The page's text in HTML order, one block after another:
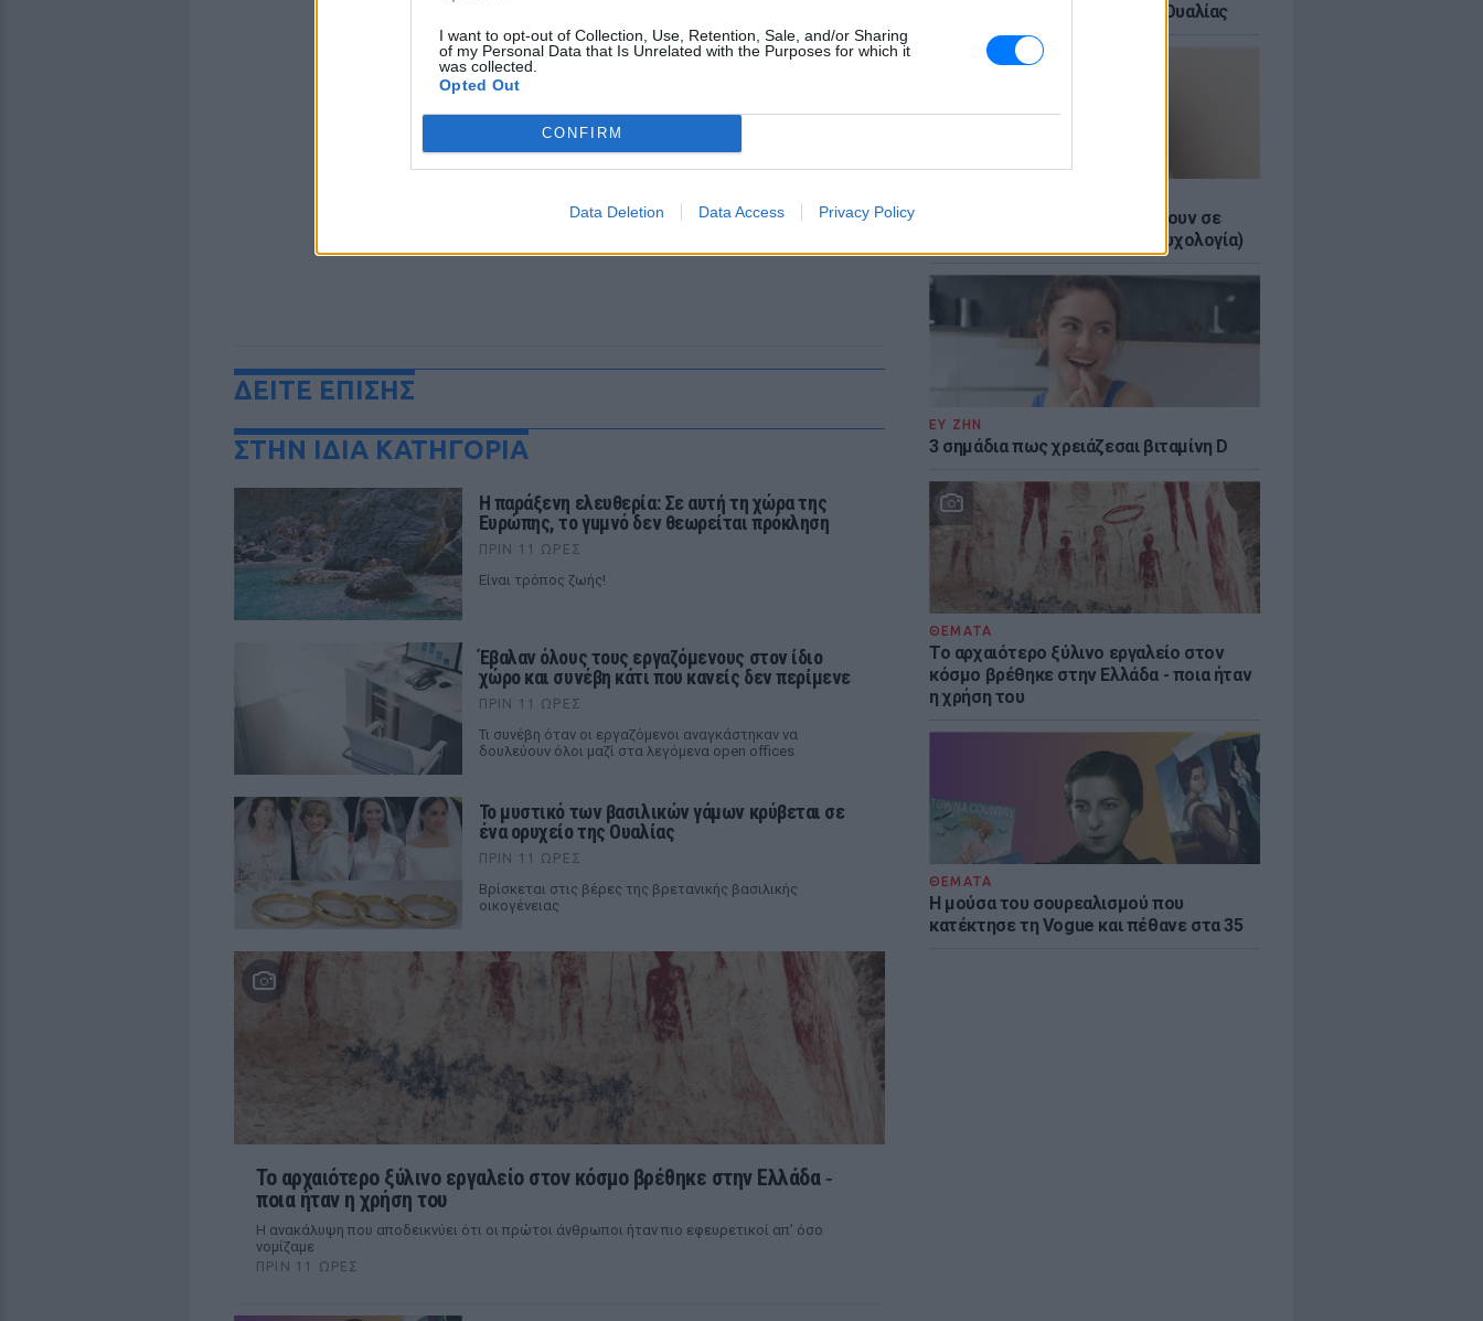
I want to opt-out of Collection, Use, Retention, Sale, and/or Sharing
of my Personal Data that Is Unrelated with the Purposes for which it
was collected.
Opted Out
CONFIRM
Data Deletion Data Access Privacy Policy
κρύβεται σε ένα ορυχείο της Ουαλίας
Γιατί τα κομπλιμέντα σε φέρνουν σε
δύσκολη θέση (και τι λέει η ψυχολογία)
ΕΥ ΖΗΝ
3 σημάδια πως χρειάζεσαι βιταμίνη D
ΘΕΜΑΤΑ
Το αρχαιότερο ξύλινο εργαλείο στον
κόσμο βρέθηκε στην Ελλάδα - ποια ήταν
η χρήση του
ΘΕΜΑΤΑ
Η μούσα του σουρεαλισμού που
κατέκτησε τη Vogue και πέθανε στα 35
ΔΕΙΤΕ ΕΠΙΣΗΣ
ΣΤΗΝ ΙΔΙΑ ΚΑΤΗΓΟΡΙΑ
Η παράξενη ελευθερία: Σε αυτή τη χώρα της
Ευρώπης, το γuμνό δεν θεωρείται πρόκληση
ΠΡΙΝ 11 ΏΡΕΣ
Είναι τρόπος ζωής!
Έβαλαν όλους τους εργαζόμενους στον ίδιο
χώρο και συνέβη κάτι που κανείς δεν περίμενε
ΠΡΙΝ 11 ΏΡΕΣ
Τι συνέβη όταν οι εργαζόμενοι αναγκάστηκαν να
δουλεύουν όλοι μαζί στα λεγόμενα open offices
Το μυστικό των βασιλικών γάμων κρύβεται σε
ένα ορυχείο της Ουαλίας
ΠΡΙΝ 11 ΏΡΕΣ
Βρίσκεται στις βέρες της βρετανικής βασιλικής
οικογένειας
Το αρχαιότερο ξύλινο εργαλείο στον κόσμο βρέθηκε στην Ελλάδα ‑
ποια ήταν η χρήση του
Η ανακάλυψη που αποδεικνύει ότι οι πρώτοι άνθρωποι ήταν πιο εφευρετικοί απ’ όσο
νομίζαμε
ΠΡΙΝ 11 ΏΡΕΣ